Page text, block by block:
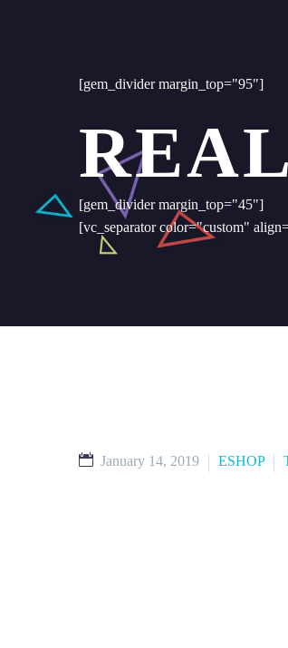
[gem_divider margin_top="95"]
[gem_divider margin_top="45"]
[vc_separator color="custom"
January 14, 2019 ESHOP